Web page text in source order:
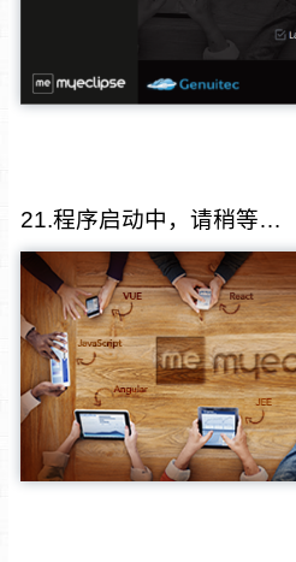
21.程序启动中，请稍等…